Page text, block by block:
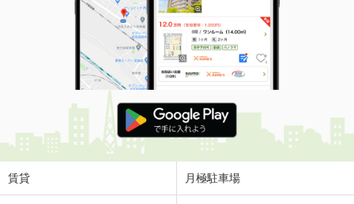
賃貸 月極駐車場